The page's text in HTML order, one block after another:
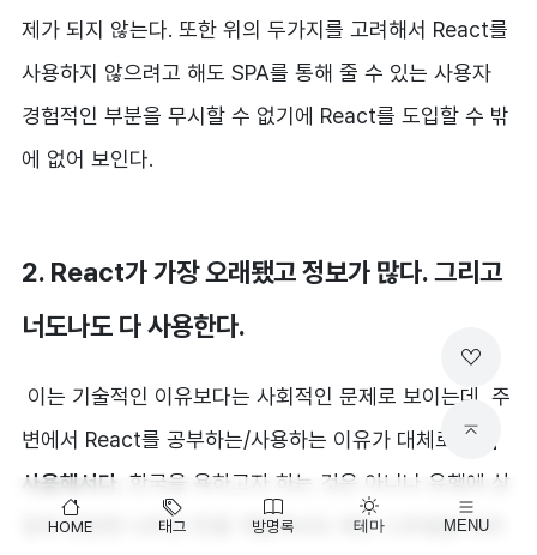
HOME 태그 방명록 테마 MENU
제가 되지 않는다. 또한 위의 두가지를 고려해서 React를
사용하지 않으려고 해도 SPA를 통해 줄 수 있는 사용자
경험적인 부분을 무시할 수 없기에 React를 도입할 수 밖
에 없어 보인다.
2. React가 가장 오래됐고 정보가 많다. 그리고
너도나도 다 사용한다.
이는 기술적인 이유보다는 사회적인 문제로 보이는데, 주
변에서 React를 공부하는/사용하는 이유가 대체로
많이
사용해서다. 한국을 욕하고자 하는 것은 아니나 유행에 상
당히 민감한 나라인 만큼 개발에서도 메인 스트림을 따르